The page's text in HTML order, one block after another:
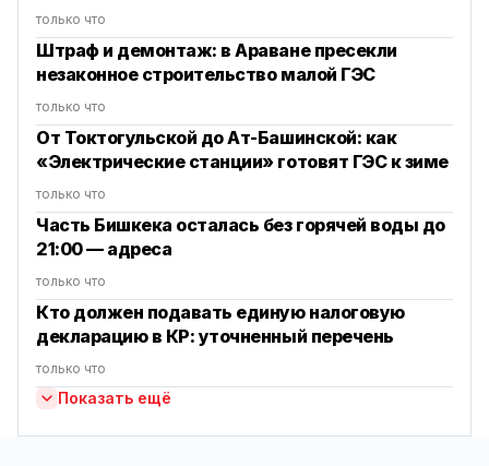
только что
Штраф и демонтаж: в Араване пресекли
незаконное строительство малой ГЭС
только что
От Токтогульской до Ат-Башинской: как
«Электрические станции» готовят ГЭС к зиме
только что
Часть Бишкека осталась без горячей воды до
21:00 — адреса
только что
Кто должен подавать единую налоговую
декларацию в КР: уточненный перечень
только что
Показать ещё